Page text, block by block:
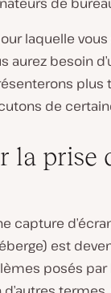
laquelle
aurez besoin
de
la prise
capture
est
posés